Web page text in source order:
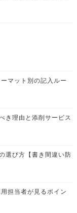
マット別の記入ルー
き理由と添削サービス
選び方【書き間違い防
担当者が見るポイン